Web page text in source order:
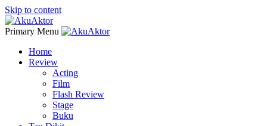
Skip to content
Primary Menu
Home
Review
Acting
Film
Flash Review
Stage
Buku